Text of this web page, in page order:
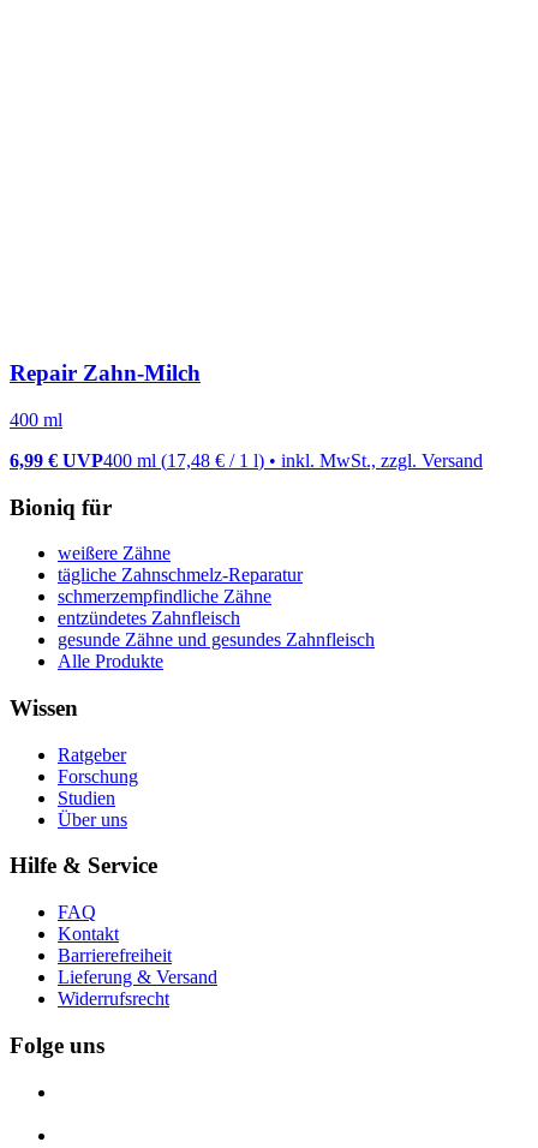
Repair Zahn-Milch
400 ml
6,99 € UVP400 ml (17,48 € / 1 l) • inkl. MwSt., zzgl. Versand
Bioniq für
weißere Zähne
tägliche Zahnschmelz-Reparatur
schmerzempfindliche Zähne
entzündetes Zahnfleisch
gesunde Zähne und gesundes Zahnfleisch
Alle Produkte
Wissen
Ratgeber
Forschung
Studien
Über uns
Hilfe & Service
FAQ
Kontakt
Barrierefreiheit
Lieferung & Versand
Widerrufsrecht
Folge uns